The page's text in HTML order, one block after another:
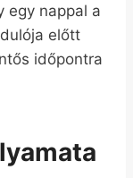
egy nappal a
előtt
időpontra